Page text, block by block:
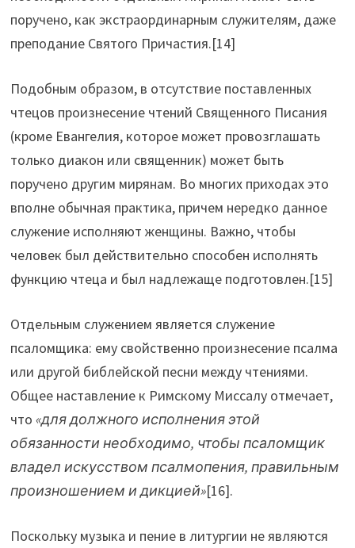
поручено, как экстраординарным служителям, даже
преподание Святого Причастия.[14]
Подобным образом, в отсутствие поставленных
чтецов произнесение чтений Священного Писания
(кроме Евангелия, которое может провозглашать
только диакон или священник) может быть
поручено другим мирянам. Во многих приходах это
вполне обычная практика, причем нередко данное
служение исполняют женщины. Важно, чтобы
человек был действительно способен исполнять
функцию чтеца и был надлежаще подготовлен.[15]
Отдельным служением является служение
псаломщика: ему свойственно произнесение псалма
или другой библейской песни между чтениями.
Общее наставление к Римскому Миссалу отмечает,
что«для должного исполнения этой
обязанности необходимо, чтобы псаломщик
владел искусством псалмопения, правильным
произношением и дикцией»[16].
Поскольку музыка и пение в литургии не являются